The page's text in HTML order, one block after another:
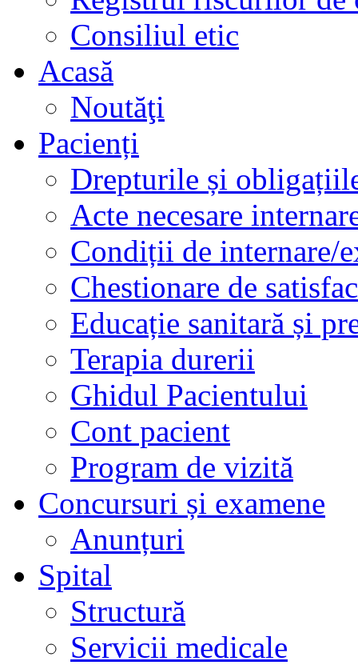
Consiliul etic
Acasă
Noutăţi
Pacienți
Drepturile și
Acte necesare
Condiții de internare/
Chestionare de
Educație sanitară și
Terapia durerii
Ghidul Pacientului
Cont pacient
Program de vizită
Concursuri și examene
Anunțuri
Spital
Structură
Servicii medicale